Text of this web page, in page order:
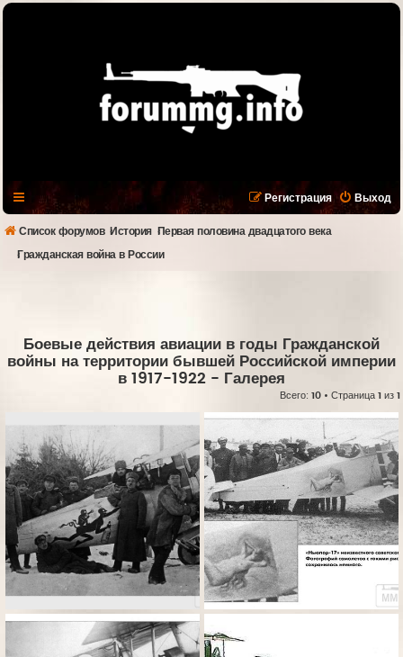
Выход
Регистрация
Список форумов История Первая половина двадцатого века
Гражданская война в России
Боевые действия авиации в годы Гражданской
войны на территории бывшей Российской империи
в 1917-1922 - Галерея
Всего: 10 • Страница 1 из 1